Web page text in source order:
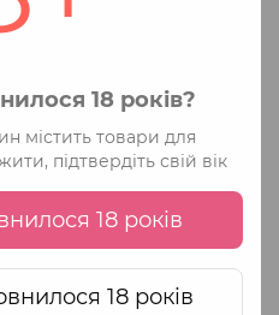
18 років?
містить товари для
підтвердіть свій вік
18 років
18 років
сердечками.